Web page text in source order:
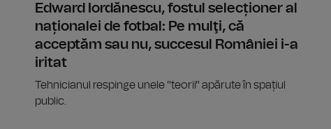
Edward Iordănescu, fostul selecționer al
naționalei de fotbal: Pe mulţi, că
acceptăm sau nu, succesul României i-a
iritat
Tehnicianul respinge unele "teorii" apărute în spațiul
public.